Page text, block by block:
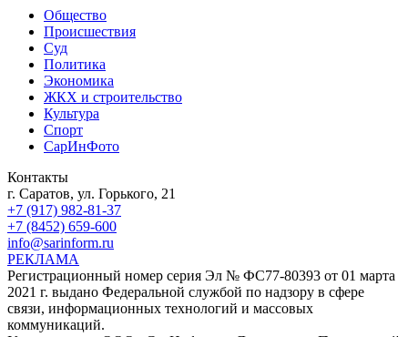
Общество
Происшествия
Суд
Политика
Экономика
ЖКХ и строительство
Культура
Спорт
СарИнФото
Контакты
г. Саратов, ул. Горького, 21
+7 (917) 982-81-37
+7 (8452) 659-600
info@sarinform.ru
РЕКЛАМА
Регистрационный номер серия Эл № ФС77-80393 от 01 марта
2021 г. выдано Федеральной службой по надзору в сфере
связи, информационных технологий и массовых
коммуникаций.